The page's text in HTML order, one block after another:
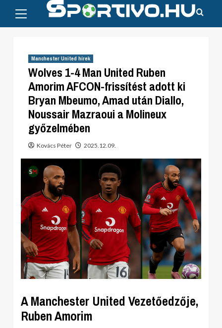
content
Menu
Manchester United hírek
Wolves 1-4 Man United Ruben
Amorim AFCON-frissítést adott ki
Bryan Mbeumo, Amad után Diallo,
Noussair Mazraoui a Molineux
győzelmében
Kovács Péter 2025.12.09.
A Manchester United Vezetőedzője,
Ruben Amorim